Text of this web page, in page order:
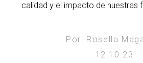
calidad y el impacto de nuestras
Por: Rosella
12.10.23